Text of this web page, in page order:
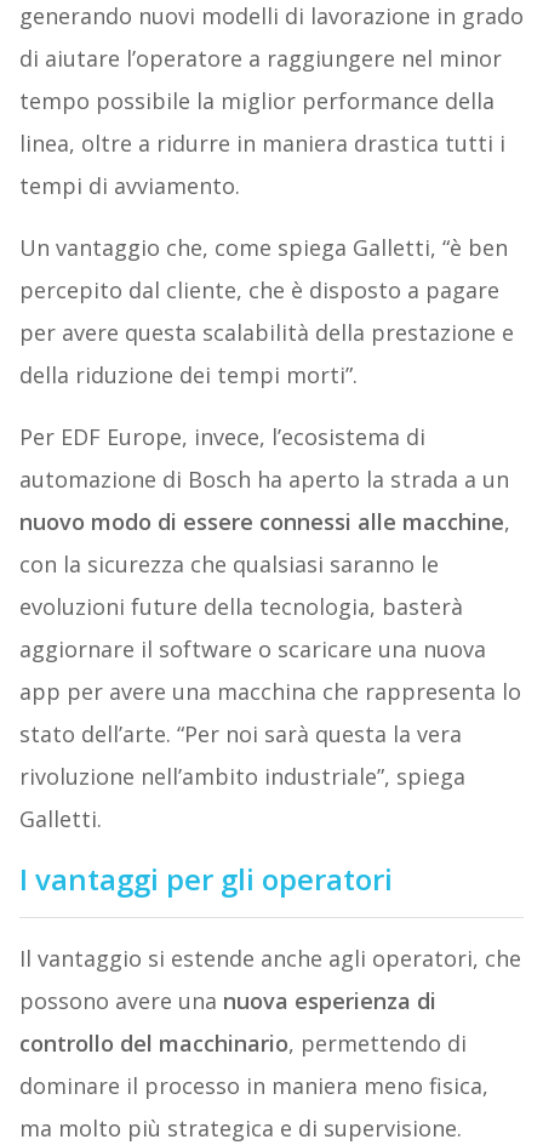
generando nuovi modelli di lavorazione in grado
di aiutare l’operatore a raggiungere nel minor
tempo possibile la miglior performance della
linea, oltre a ridurre in maniera drastica tutti i
tempi di avviamento.
Un vantaggio che, come spiega Galletti, “è ben
percepito dal cliente, che è disposto a pagare
per avere questa scalabilità della prestazione e
della riduzione dei tempi morti”.
Per EDF Europe, invece, l’ecosistema di
automazione di Bosch ha aperto la strada a un
nuovo modo di essere connessi alle macchine,
con la sicurezza che qualsiasi saranno le
evoluzioni future della tecnologia, basterà
aggiornare il software o scaricare una nuova
app per avere una macchina che rappresenta lo
stato dell’arte. “Per noi sarà questa la vera
rivoluzione nell’ambito industriale”, spiega
Galletti.
I vantaggi per gli operatori
Il vantaggio si estende anche agli operatori, che
possono avere una nuova esperienza di
controllo del macchinario, permettendo di
dominare il processo in maniera meno fisica,
ma molto più strategica e di supervisione.